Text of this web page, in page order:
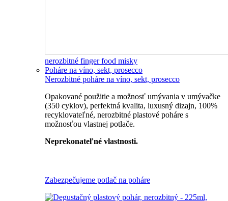
nerozbitné finger food misky
Poháre na víno, sekt, prosecco
Nerozbitné poháre na víno, sekt, prosecco
Opakované použitie a možnosť umývania v umývačke
(350 cyklov), perfektná kvalita, luxusný dizajn, 100%
recyklovateľné, nerozbitné plastové poháre s
možnosťou vlastnej potlače.
Neprekonateľné vlastnosti.
Zabezpečujeme potlač na poháre